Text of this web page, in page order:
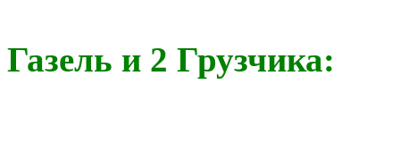
Газель и 2 Грузчика: